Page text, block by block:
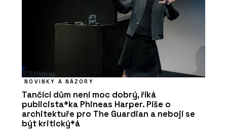
NOVINKY A NÁZORY
Tančící dům není moc dobrý, říká
publicista*ka Phineas Harper. Píše o
architektuře pro The Guardian a nebojí se
být kritický*á